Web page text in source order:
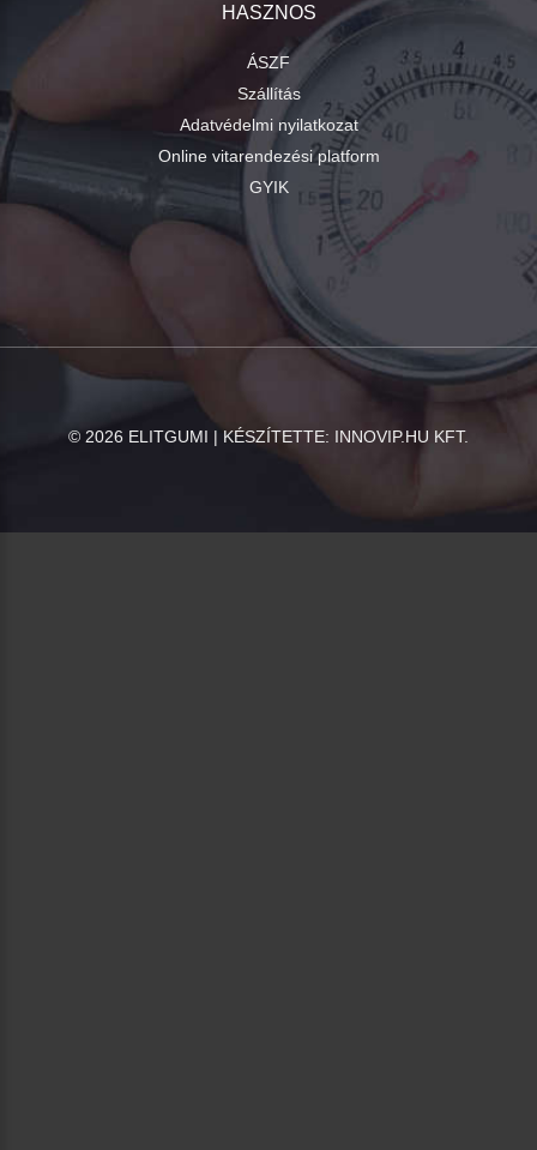
HASZNOS
ÁSZF
Szállítás
Adatvédelmi nyilatkozat
Online vitarendezési platform
GYIK
© 2026 ELITGUMI | KÉSZÍTETTE: INNOVIP.HU KFT.